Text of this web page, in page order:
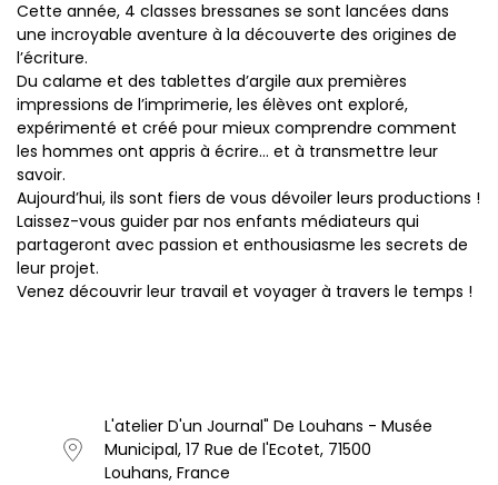
Cette année, 4 classes bressanes se sont lancées dans
une incroyable aventure à la découverte des origines de
l’écriture.
Du calame et des tablettes d’argile aux premières
impressions de l’imprimerie, les élèves ont exploré,
expérimenté et créé pour mieux comprendre comment
les hommes ont appris à écrire… et à transmettre leur
savoir.
Aujourd’hui, ils sont fiers de vous dévoiler leurs productions !
Laissez-vous guider par nos enfants médiateurs qui
partageront avec passion et enthousiasme les secrets de
leur projet.
Venez découvrir leur travail et voyager à travers le temps !
L'atelier D'un Journal" De Louhans - Musée
Municipal, 17 Rue de l'Ecotet, 71500
Louhans, France